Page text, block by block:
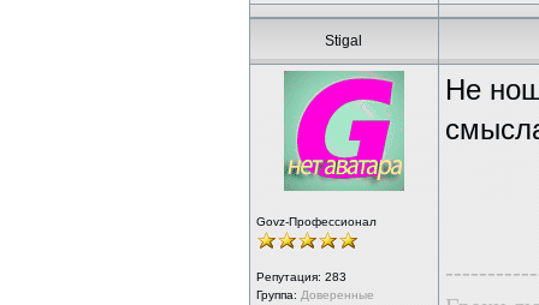
Stigal
Govz-Профессионал
Репутация: 283
Группа: Доверенные
Не